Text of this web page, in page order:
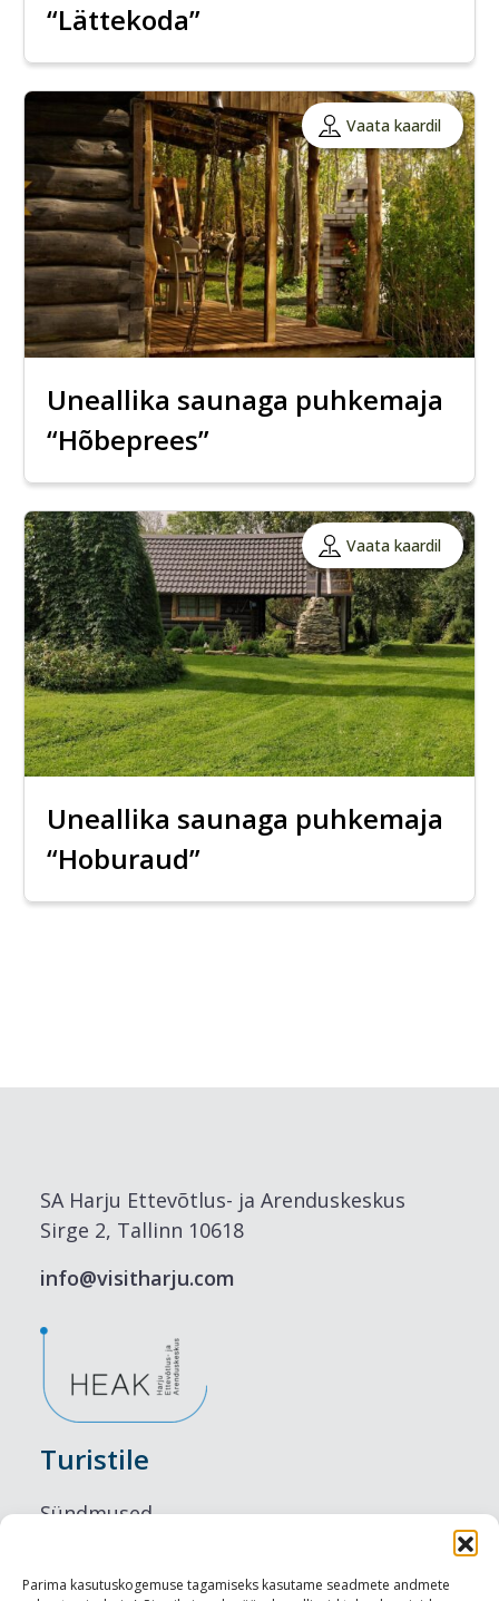
Parima kasutuskogemuse tagamiseks kasutame seadmete andmete
“Lättekoda”
Vaata kaardil
Uneallika saunaga puhkemaja
“Hõbeprees”
Vaata kaardil
Uneallika saunaga puhkemaja
“Hoburaud”
SA Harju Ettevõtlus- ja Arenduskeskus
Sirge 2, Tallinn 10618
info@visitharju.com
Turistile
Sündmused